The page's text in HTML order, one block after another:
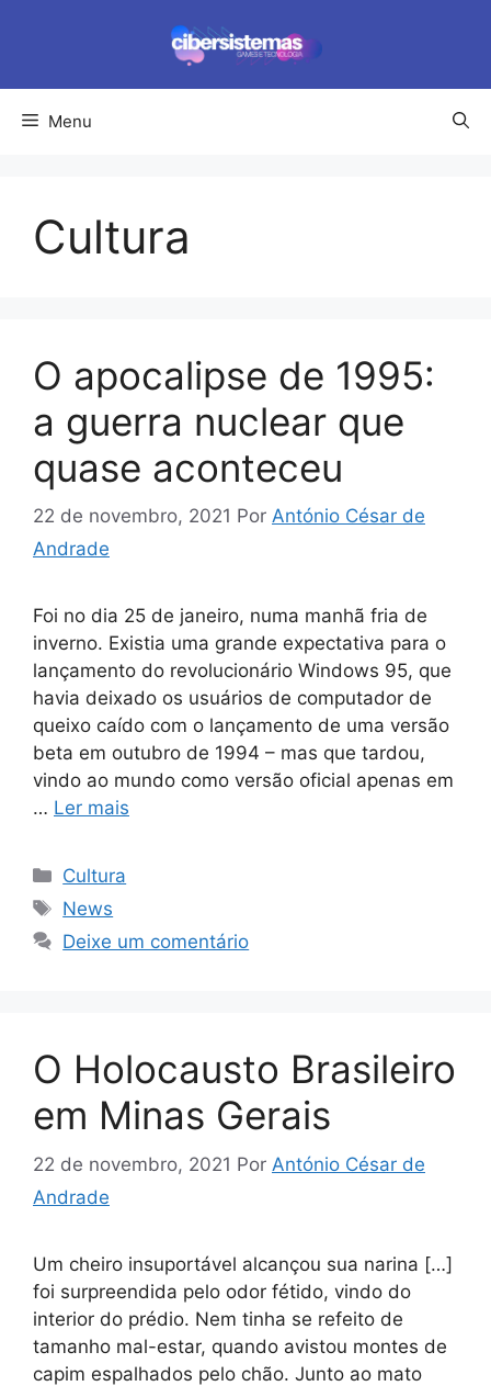
conteúdo
Menu
Cultura
O apocalipse de 1995:
a guerra nuclear que
quase aconteceu
22 de novembro, 2021 Por António César de
Andrade
Foi no dia 25 de janeiro, numa manhã fria de
inverno. Existia uma grande expectativa para o
lançamento do revolucionário Windows 95, que
havia deixado os usuários de computador de
queixo caído com o lançamento de uma versão
beta em outubro de 1994 – mas que tardou,
vindo ao mundo como versão oficial apenas em
… Ler mais
Categorias
Cultura
Tags
News
Deixe um comentário
O Holocausto Brasileiro
em Minas Gerais
22 de novembro, 2021 Por António César de
Andrade
Um cheiro insuportável alcançou sua narina […]
foi surpreendida pelo odor fétido, vindo do
interior do prédio. Nem tinha se refeito de
tamanho mal-estar, quando avistou montes de
capim espalhados pelo chão. Junto ao mato